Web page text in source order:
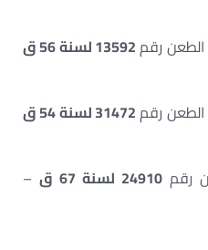
الطعن رقم13592 لسنة 56 ق
الطعن رقم31472 لسنة 54 ق
رقم 24910 لسنة 67 ق
–